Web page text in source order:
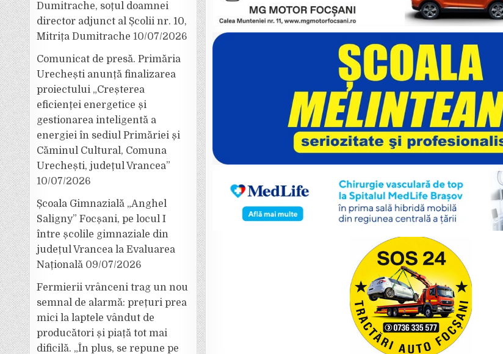
Dumitrache, soțul doamnei
director adjunct al Școlii nr. 10,
Mitrița Dumitrache 10/07/2026
Comunicat de presă. Primăria
Urechești anunță finalizarea
proiectului „Creșterea
eficienței energetice și
gestionarea inteligentă a
energiei în sediul Primăriei și
Căminul Cultural, Comuna
Urechești, județul Vrancea”
10/07/2026
Școala Gimnazială „Anghel
Saligny” Focșani, pe locul I
între școlile gimnaziale din
județul Vrancea la Evaluarea
Națională 09/07/2026
Fermierii vrânceni trag un nou
semnal de alarmă: prețuri prea
mici la laptele vândut de
producători și piață tot mai
dificilă. „În plus, se repune pe